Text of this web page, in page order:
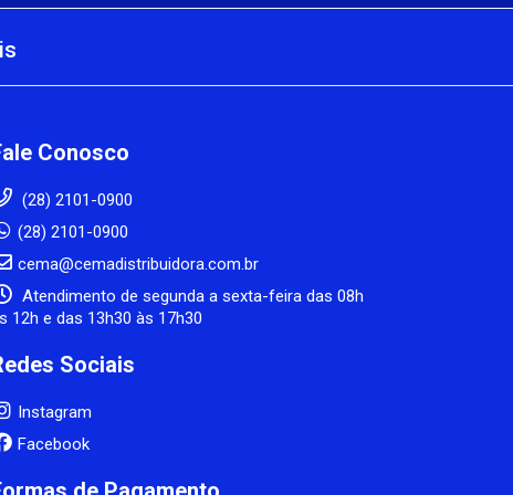
Conosco
(28) 2101-0900
(28) 2101-0900
cema@cemadistribuidora.com.br
Atendimento de segunda a sexta-feira das 08h
12h e das 13h30 às 17h30
Sociais
Instagram
Facebook